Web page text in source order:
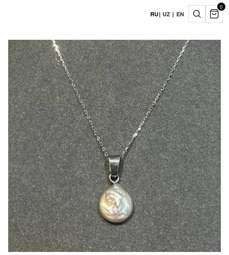
RU| UZ | EN
0